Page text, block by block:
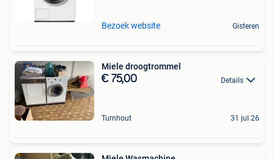
Bezoek website Gisteren
Miele droogtrommel
€ 75,00 Details
Turnhout 31 jul 26